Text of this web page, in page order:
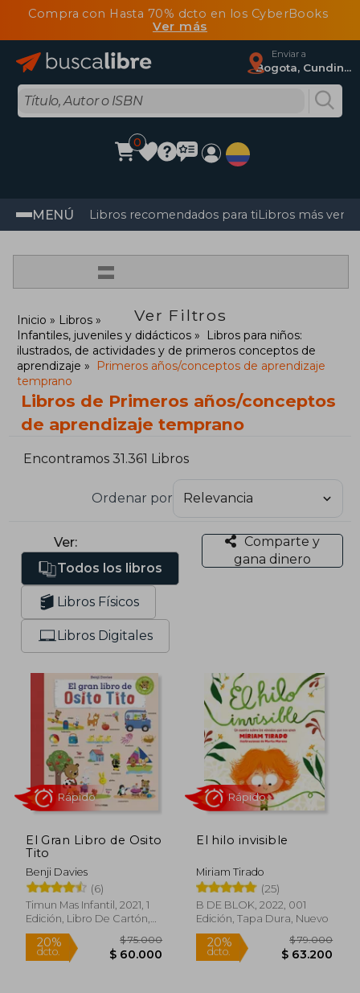
Compra con Hasta 70% dcto en los CyberBooks
Ver más
Enviar a
Bogota, Cundinamarca
0
MENÚ Libros recomendados para tiLibros más
=
Ver Filtros
Inicio
Libros
Infantiles, juveniles y didácticos
Libros para niños:
ilustrados, de actividades y de primeros conceptos de
aprendizaje
Primeros años/conceptos de aprendizaje
temprano
Libros de Primeros años/conceptos
de aprendizaje temprano
Encontramos 31.361 Libros
Ordenar por
Ver:
Todos los libros
Libros Físicos
Libros Digitales
Comparte y
gana dinero
El Gran Libro de Osito
Tito
Benji Davies
(6)
Timun Mas Infantil, 2021, 1
Edición, Libro De Cartón,
Nuevo
Rápido
El hilo invisible
Miriam Tirado
(25)
B DE BLOK, 2022, 001
Edición, Tapa Dura, Nuevo
Rápido